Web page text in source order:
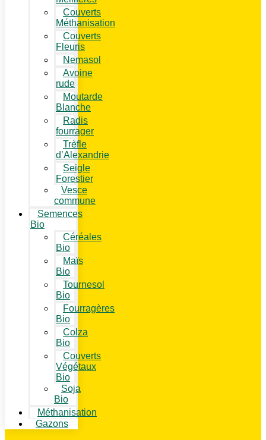
Couverts
Méthanisation
Couverts
Fleuris
Nemasol
Avoine
rude
Moutarde
Blanche
Radis
fourrager
Trèfle
d’Alexandrie
Seigle
Forestier
Vesce
commune
Semences
Bio
Céréales
Bio
Maïs
Bio
Tournesol
Bio
Fourragères
Bio
Colza
Bio
Couverts
Végétaux
Bio
Soja
Bio
Méthanisation
Gazons